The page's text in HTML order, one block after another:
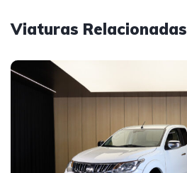
Viaturas Relacionadas